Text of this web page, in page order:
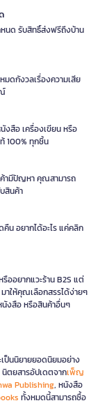
นด รับสิทธิ์ส่งฟรีถึงบ้าน
ดกังวลเรื่องความเสีย
งสือ เครื่องเขียน หรือ
100% ทุกชิ้น
ค้ามีปัญหา คุณสามารถ
สินค้า
น อยากได้อะไร แค่คลิก
ออยากแวะร้าน B2S แต่
มาให้คุณเลือกสรรได้ง่ายๆ
งสือ หรือสินค้าอื่นๆ
ป็นนิยายยอดนิยมอย่าง
นิตยสารอัปเดตจากเพ็ญ
Publishing, หนังสือ
ทั้งหมดนี้สามารถซื้อ